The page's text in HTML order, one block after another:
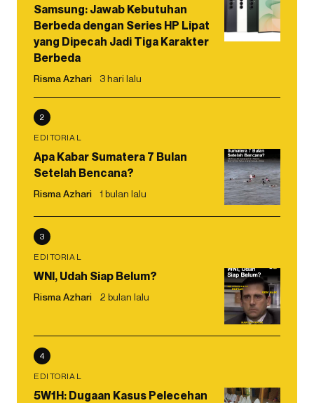
Samsung: Jawab Kebutuhan
Berbeda dengan Series HP Lipat
yang Dipecah Jadi Tiga Karakter
Berbeda
Risma Azhari 3 hari lalu
2
EDITORIAL
Apa Kabar Sumatera 7 Bulan
Setelah Bencana?
Risma Azhari 1 bulan lalu
3
EDITORIAL
WNI, Udah Siap Belum?
Risma Azhari 2 bulan lalu
4
EDITORIAL
5W1H: Dugaan Kasus Pelecehan